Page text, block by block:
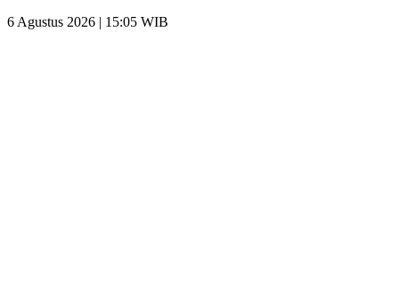
6 Agustus 2026 | 15:05 WIB